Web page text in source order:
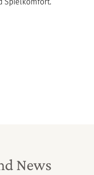
News